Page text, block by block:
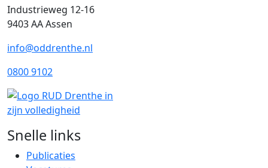
Industrieweg 12-16
9403 AA Assen
info@oddrenthe.nl
0800 9102
Snelle links
Publicaties